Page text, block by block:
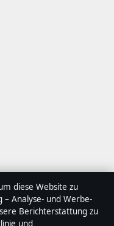
diese Website zu
Analyse- und Werbe-
Berichterstattung zu
und